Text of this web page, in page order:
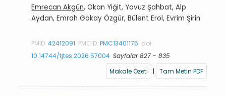
Emrecan Akgün, Okan Yiğit, Yavuz Şahbat, Alp
Aydan, Emrah Gökay Özgür, Bülent Erol, Evrim Şirin
PMID:42412091 PMCID:PMC13401175 doi:
10.14744/tjtes.2026.57004 Sayfalar 827 - 835
Makale Özeti
| Tam Metin PDF